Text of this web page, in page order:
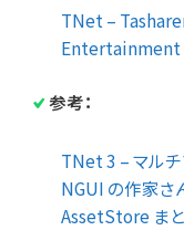
TNet –
Entertainment
参考：
TNet 3 – マル
NGUI の作家さ
AssetStore ま